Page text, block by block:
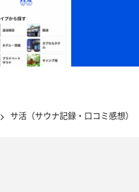
サ活（サウナ記録・口コミ感想）